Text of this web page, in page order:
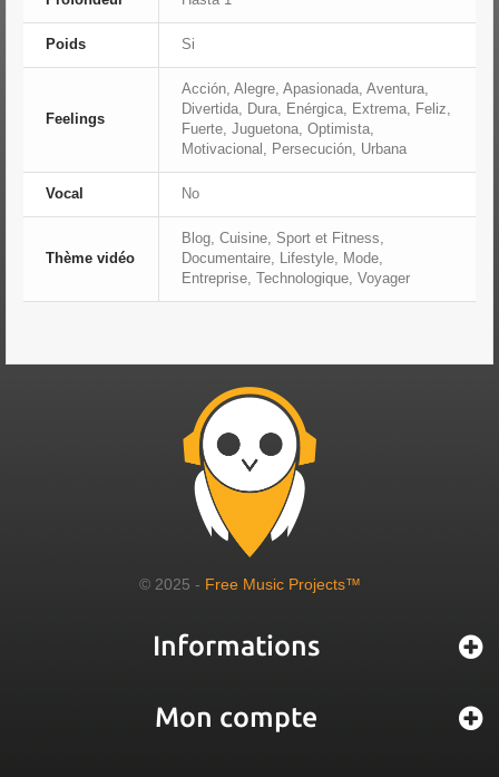
Poids Si
Feelings
Acción, Alegre, Apasionada, Aventura,
Divertida, Dura, Enérgica, Extrema, Feliz,
Fuerte, Juguetona, Optimista,
Motivacional, Persecución, Urbana
Vocal No
Thème vidéo
Blog, Cuisine, Sport et Fitness,
Documentaire, Lifestyle, Mode,
Entreprise, Technologique, Voyager
© 2025 - Free Music Projects™
Informations
Mon compte